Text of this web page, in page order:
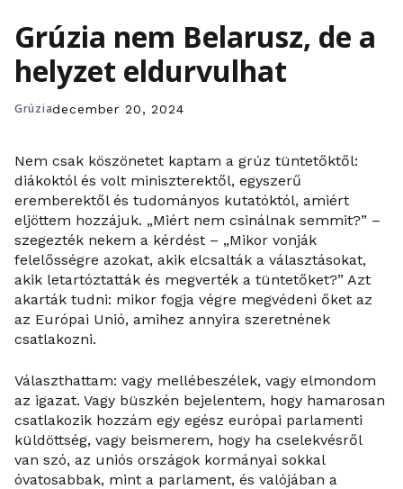
Grúzia nem Belarusz, de a
helyzet eldurvulhat
Grúziadecember 20, 2024
Nem csak köszönetet kaptam a grúz tüntetőktől:
diákoktól és volt miniszterektől, egyszerű
eremberektől és tudományos kutatóktól, amiért
eljöttem hozzájuk. „Miért nem csinálnak semmit?” –
szegezték nekem a kérdést ­– „Mikor vonják
felelősségre azokat, akik elcsalták a választásokat,
akik letartóztatták és megverték a tüntetőket?” Azt
akarták tudni: mikor fogja végre megvédeni őket az
az Európai Unió, amihez annyira szeretnének
csatlakozni.
Választhattam: vagy mellébeszélek, vagy elmondom
az igazat. Vagy büszkén bejelentem, hogy hamarosan
csatlakozik hozzám egy egész európai parlamenti
küldöttség, vagy beismerem, hogy ha cselekvésről
van szó, az uniós országok kormányai sokkal
óvatosabbak, mint a parlament, és valójában a